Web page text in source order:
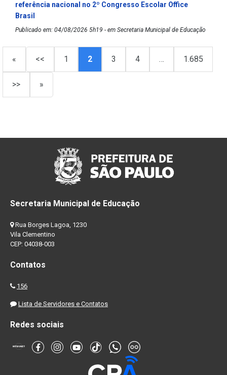
referência nacional no 2º Congresso Escolar Office
Brasil
Publicado em: 04/08/2026 5h19 - em Secretaria Municipal de Educação
« << 1 2 3 4 … 1.685
>> »
Secretaria Municipal de Educação
Rua Borges Lagoa, 1230
Vila Clementino
CEP: 04038-003
Contatos
156
Lista de Servidores e Contatos
Redes sociais